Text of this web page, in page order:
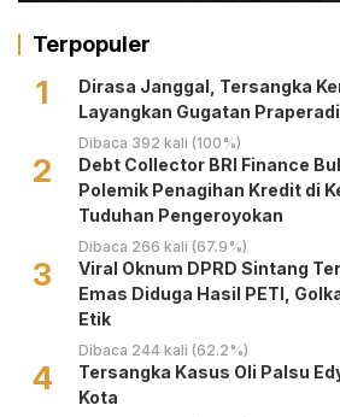
Terpopuler
1
Dirasa Janggal, Tersangka
Layangkan Gugatan
Dibaca 392 kali (100%)
2
Debt Collector BRI Finance
Polemik Penagihan Kredit di
Tuduhan Pengeroyokan
Dibaca 266 kali (67.9%)
3
Viral Oknum DPRD Sintang
Emas Diduga Hasil PETI,
Etik
Dibaca 244 kali (62.2%)
4
Tersangka Kasus Oli Palsu
Kota